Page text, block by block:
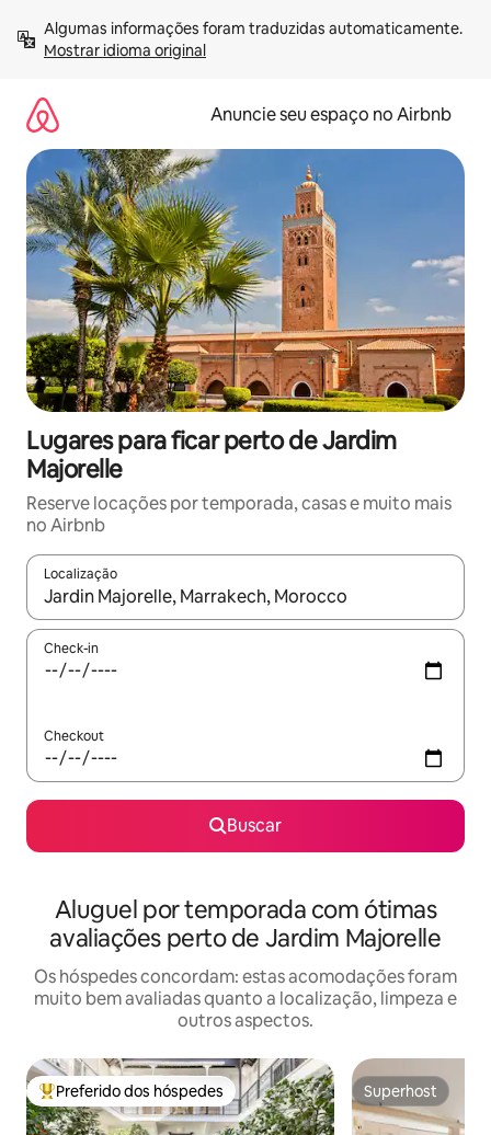
para
Mostrar idioma original
Anuncie seu espaço no Airbnb
Lugares para ficar perto de Jardim
Majorelle
Reserve locações por temporada, casas e muito mais
no Airbnb
Localização
Quando os resultados estiverem disponíveis, explore-os
Check-in
Checkout
Buscar
Aluguel por temporada com ótimas
avaliações perto de Jardim Majorelle
Os hóspedes concordam: estas acomodações foram
muito bem avaliadas quanto a localização, limpeza e
outros aspectos.
Entre os melhores preferidos dos hóspedes
Preferido dos hóspedes Superhost
Superhost